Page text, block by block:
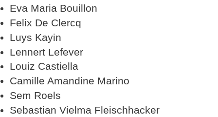
Eva Maria Bouillon
Felix De Clercq
Luys Kayin
Lennert Lefever
Louiz Castiella
Camille Amandine Marino
Sem Roels
Sebastian Vielma Fleischhacker